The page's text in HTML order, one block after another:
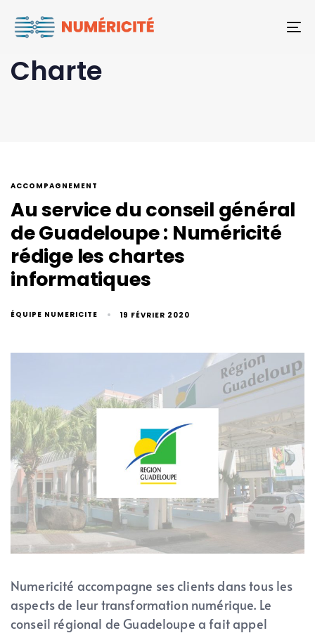
Charte
ACCOMPAGNEMENT
Au service du conseil général
de Guadeloupe : Numéricité
rédige les chartes
informatiques
ÉQUIPE NUMERICITE 19 FÉVRIER 2020
Numericité accompagne ses clients dans tous les
aspects de leur transformation numérique. Le
conseil régional de Guadeloupe a fait appel